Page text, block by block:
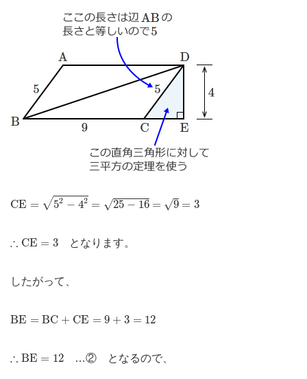
CE = √52 − 42 = √25 − 16
42=25−
= √9 = 3
3
∴ CE = 3
∴ CE= となります。
したがって、
BE = BC + CE = 9 + 3 = 12
BE= C+C E =9+ 12
∴ BE = 12
∴ BE= 12 …② となるので、